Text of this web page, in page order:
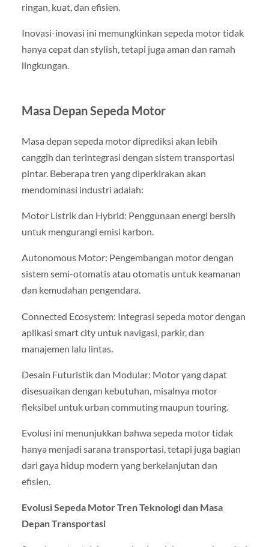
ringan, kuat, dan efisien.
Inovasi-inovasi ini memungkinkan sepeda motor tidak
hanya cepat dan stylish, tetapi juga aman dan ramah
lingkungan.
Masa Depan Sepeda Motor
Masa depan sepeda motor diprediksi akan lebih
canggih dan terintegrasi dengan sistem transportasi
pintar. Beberapa tren yang diperkirakan akan
mendominasi industri adalah:
Motor Listrik dan Hybrid: Penggunaan energi bersih
untuk mengurangi emisi karbon.
Autonomous Motor: Pengembangan motor dengan
sistem semi-otomatis atau otomatis untuk keamanan
dan kemudahan pengendara.
Connected Ecosystem: Integrasi sepeda motor dengan
aplikasi smart city untuk navigasi, parkir, dan
manajemen lalu lintas.
Desain Futuristik dan Modular: Motor yang dapat
disesuaikan dengan kebutuhan, misalnya motor
fleksibel untuk urban commuting maupun touring.
Evolusi ini menunjukkan bahwa sepeda motor tidak
hanya menjadi sarana transportasi, tetapi juga bagian
dari gaya hidup modern yang berkelanjutan dan
efisien.
Evolusi Sepeda Motor Tren Teknologi dan Masa
Depan Transportasi